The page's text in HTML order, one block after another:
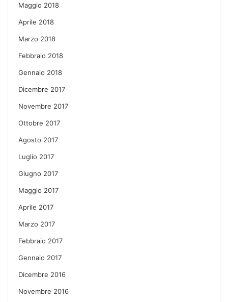
Maggio 2018
Aprile 2018
Marzo 2018
Febbraio 2018
Gennaio 2018
Dicembre 2017
Novembre 2017
Ottobre 2017
Agosto 2017
Luglio 2017
Giugno 2017
Maggio 2017
Aprile 2017
Marzo 2017
Febbraio 2017
Gennaio 2017
Dicembre 2016
Novembre 2016